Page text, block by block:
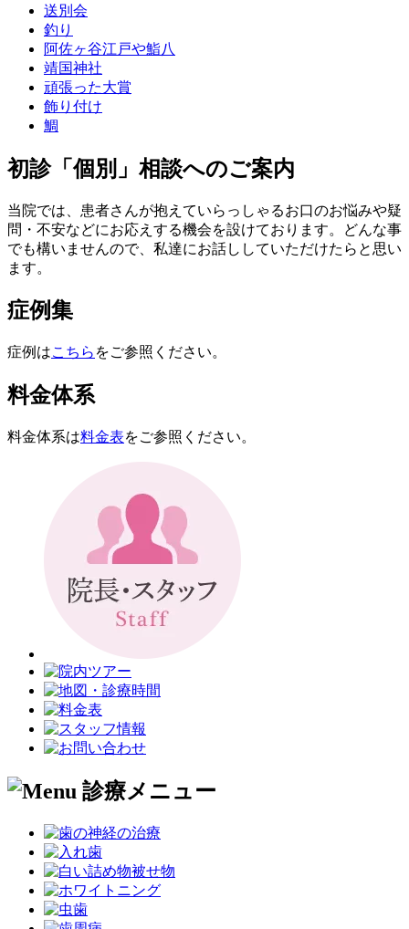
送別会
釣り
阿佐ヶ谷江戸や鮨八
靖国神社
頑張った大賞
飾り付け
鯛
初診「個別」相談へのご案内
当院では、患者さんが抱えていらっしゃるお口のお悩みや疑
問・不安などにお応えする機会を設けております。どんな事
でも構いませんので、私達にお話ししていただけたらと思い
ます。
症例集
症例はこちら をご参照ください。
料金体系
料金体系は料金表をご参照ください。